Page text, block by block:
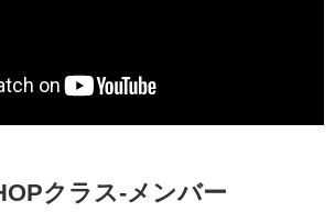
クラス-メンバー